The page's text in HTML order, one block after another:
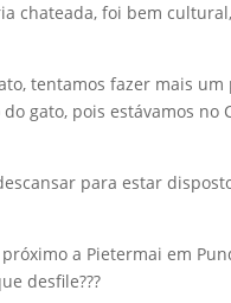
chateada, foi bem
tentamos fazer mais um
gato, pois estávamos no
para estar
a Pietermai em
desfile???